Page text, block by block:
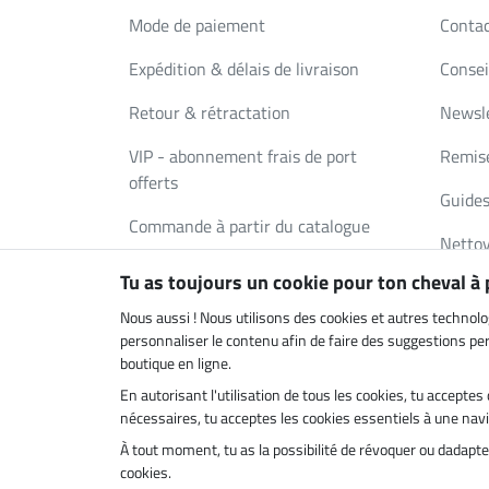
Mode de paiement
Expédition & délais de livraison
Retour & rétractation
VIP - abonnement frais de port
offerts
Commande à partir du catalogue
Bons Cadeaux
FAQ
Boutique climatiquement neutre
Tu as toujours un cookie pour ton cheval à
Nous aussi ! Nous utilisons des cookies et autres
personnaliser le contenu afin de faire des suggestions
boutique en ligne.
En autorisant l'utilisation de tous les cookies, tu
nécessaires, tu acceptes les cookies essentiels à une
À tout moment, tu as la possibilité de révoquer ou
cookies.